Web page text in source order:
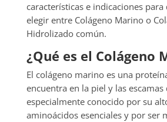
características e indicaciones para
elegir entre Colágeno Marino o
Hidrolizado común.
¿Qué es el Colágeno
El colágeno marino es una
encuentra en la piel y las escamas
especialmente conocido por su
aminoácidos esenciales y por ser